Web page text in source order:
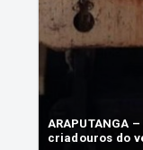
ARAPUTANGA
criadouros do